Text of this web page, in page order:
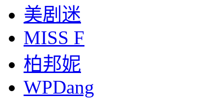
美剧迷
MISS F
柏邦妮
WPDang